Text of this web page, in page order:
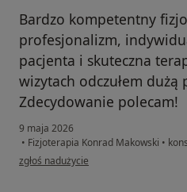
Bardzo kompetentny
profesjonalizm,
pacjenta i skuteczna
wizytach odczułem dużą
Zdecydowanie polecam!
9 maja 2026
• Fizjoterapia Konrad Makowski •
w opinii użytkownika Mikołaj
zgłoś nadużycie